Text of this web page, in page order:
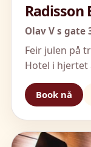
Olav V s gate
Feir julen på
Hotel i hjertet
Book nå